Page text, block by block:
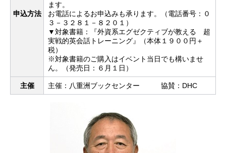
申込方法
ます。
お電話によるお申込みも承ります。（電話番号：０
３－３２８１－８２０１）
▼対象書籍：『外資系エグゼクティブが教える 超
実戦的英会話トレーニング』（本体１９００円＋
税）
※対象書籍のご購入はイベント当日でも構いませ
ん。（発売日：６月１日）
主催 主催：八重洲ブックセンター 協賛：DHC